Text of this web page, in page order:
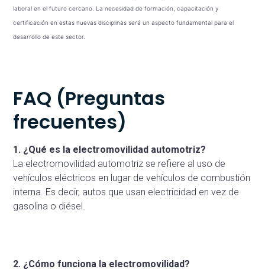
laboral en el futuro cercano. La necesidad de formación, capacitación y
certificación en estas nuevas disciplinas será un aspecto fundamental para el
desarrollo de este sector.
FAQ (Preguntas
frecuentes)
1. ¿Qué es la electromovilidad automotriz?
La electromovilidad automotriz se refiere al uso de
vehículos eléctricos en lugar de vehículos de combustión
interna. Es decir, autos que usan electricidad en vez de
gasolina o diésel.
2. ¿Cómo funciona la electromovilidad?